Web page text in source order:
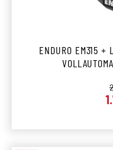
ENDURO EM315 +